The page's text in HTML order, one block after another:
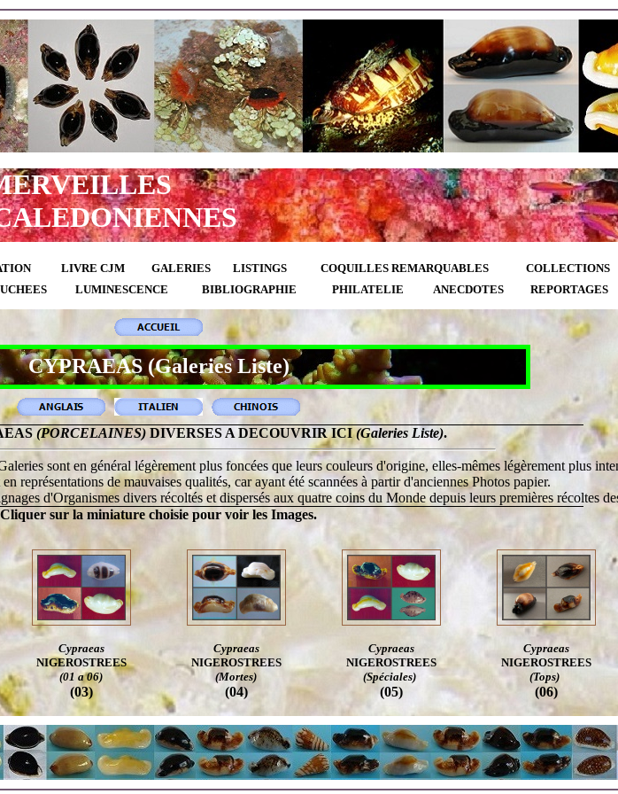
LIVRE CJM GALERIES LISTINGS COQUILLES REMARQUABLES
COLLECTIONS
LUMINESCENCE BIBLIOGRAPHIE PHILATELIE ANECDOTES REPORTAGES
CYPRAEAS (Galeries Liste)
(PORCELAINES) DIVERSES A DECOUVRIR ICI(Galeries Liste).
sont en général légèrement plus foncées que leurs couleurs d'origine, elles-mêmes légèrement plus
représentations de mauvaises qualités, car ayant été scannées à partir d'anciennes Photos papier.
d'Organismes divers récoltés et dispersés aux quatre coins du Monde depuis leurs premières récoltes
Cliquer sur la miniature choisie pour voir les Images.
Cypraeas
NIGEROSTREES
(01 a 06)
Cypraeas
NIGEROSTREES
(Mortes)
Cypraeas
NIGEROSTREES
(Spéciales)
Cypraeas
NIGEROSTREES
(Tops)
(03) (04) (05) (06)